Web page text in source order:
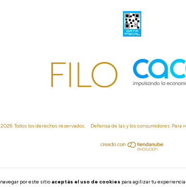
por este sitio aceptás el uso de cookies para agilizar tu experiencia
Todos los derechos reservados. Defensa de las y los consumidores. Para